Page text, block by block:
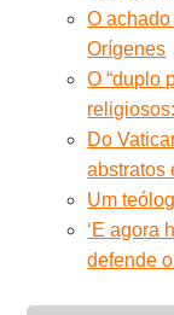
O
Orígenes
O “duplo
Do
abstratos
Um
‘E agora
defende